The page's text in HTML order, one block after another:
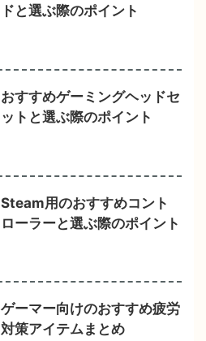
ドと選ぶ際のポイント
おすすめゲーミングヘッドセ
ットと選ぶ際のポイント
Steam用のおすすめコント
ローラーと選ぶ際のポイント
ゲーマー向けのおすすめ疲労
対策アイテムまとめ